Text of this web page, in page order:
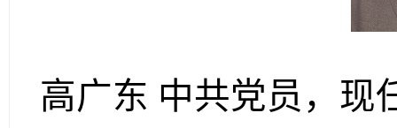
高广东 中共党员， 现